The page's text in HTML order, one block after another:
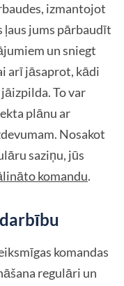
izmantojot
ļaus jums pārbaudīt
un sniegt
arī jāsaprot, kādi
To var
plānu ar
Nosakot
saziņu, jūs
komandu.
komandas
regulāri un